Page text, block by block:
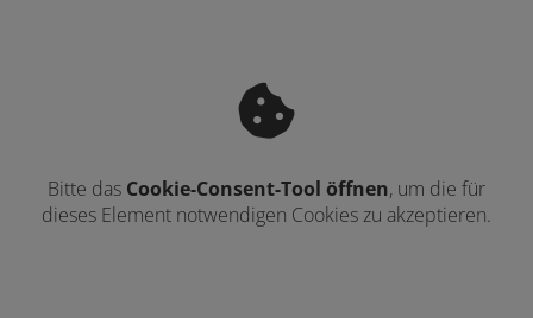
Bitte das Cookie-Consent-Tool öffnen, um die für
dieses Element notwendigen Cookies zu akzeptieren.